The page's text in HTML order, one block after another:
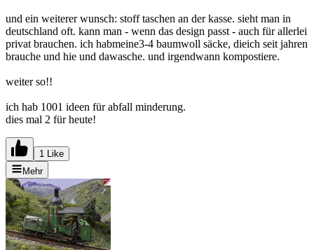
und ein weiterer wunsch: stoff taschen an der kasse. sieht man in
deutschland oft. kann man - wenn das design passt - auch für allerlei
privat brauchen. ich habmeine3-4 baumwoll säcke, dieich seit jahren
brauche und hie und dawasche. und irgendwann kompostiere.
weiter so!!
ich hab 1001 ideen für abfall minderung.
dies mal 2 für heute!
1 Like
Mehr